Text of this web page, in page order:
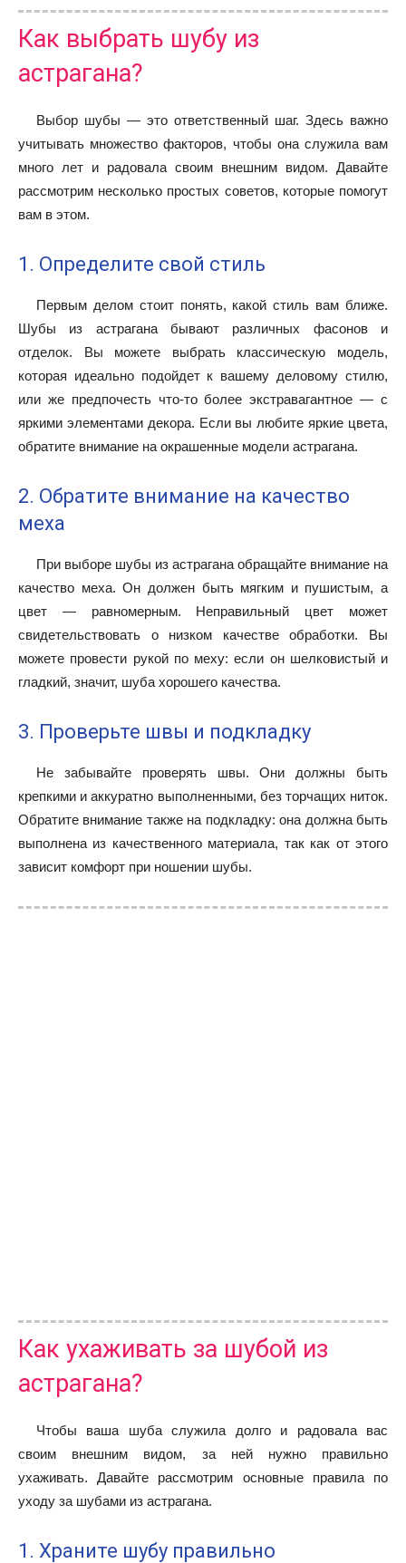
Как выбрать шубу из
астрагана?
Выбор шубы — это ответственный шаг. Здесь важно
учитывать множество факторов, чтобы она служила вам
много лет и радовала своим внешним видом. Давайте
рассмотрим несколько простых советов, которые помогут
вам в этом.
1. Определите свой стиль
Первым делом стоит понять, какой стиль вам ближе.
Шубы из астрагана бывают различных фасонов и
отделок. Вы можете выбрать классическую модель,
которая идеально подойдет к вашему деловому стилю,
или же предпочесть что-то более экстравагантное — с
яркими элементами декора. Если вы любите яркие цвета,
обратите внимание на окрашенные модели астрагана.
2. Обратите внимание на качество
меха
При выборе шубы из астрагана обращайте внимание на
качество меха. Он должен быть мягким и пушистым, а
цвет — равномерным. Неправильный цвет может
свидетельствовать о низком качестве обработки. Вы
можете провести рукой по меху: если он шелковистый и
гладкий, значит, шуба хорошего качества.
3. Проверьте швы и подкладку
Не забывайте проверять швы. Они должны быть
крепкими и аккуратно выполненными, без торчащих ниток.
Обратите внимание также на подкладку: она должна быть
выполнена из качественного материала, так как от этого
зависит комфорт при ношении шубы.
Как ухаживать за шубой из
астрагана?
Чтобы ваша шуба служила долго и радовала вас
своим внешним видом, за ней нужно правильно
ухаживать. Давайте рассмотрим основные правила по
уходу за шубами из астрагана.
1. Храните шубу правильно